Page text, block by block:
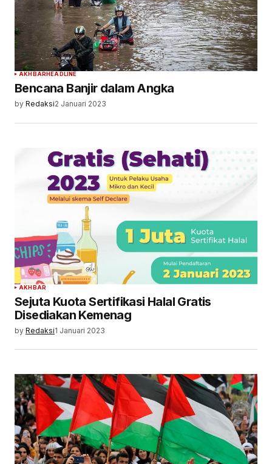
AKHBAR HEADLINE
Bencana Banjir dalam Angka
by Redaksi2 Januari 2023
AKHBAR
Sejuta Kuota Sertifikasi Halal Gratis
Disediakan Kemenag
by Redaksi1 Januari 2023